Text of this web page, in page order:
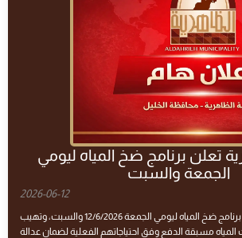
تعلن برنامج ضخ المياه ليومي
الجمعة والسبت
2026-06-12
تعلن بلدية الظاهرية عن برنامج ضخ المياه ليومي الجمعة 12/6/2026 والسبت، وتهيب
مسبقة الدفع وفق احتياجاتهم الفعلية لضمان عدالة